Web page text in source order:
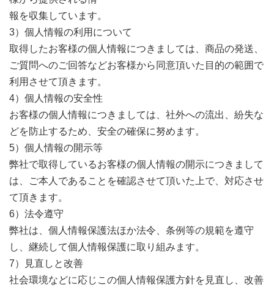
報を収集しています。
3）個人情報の利用について
取得したお客様の個人情報につきましては、商品の発送、
ご質問へのご回答などお客様から同意頂いた目的の範囲で
利用させて頂きます。
4）個人情報の安全性
お客様の個人情報につきましては、社外への流出、紛失な
どを防止するため、安全の確保に努めます。
5）個人情報の開示等
弊社で取得しているお客様の個人情報の開示につきまして
は、ご本人であることを確認させて頂いた上で、対応させ
て頂きます。
6）法令遵守
弊社は、個人情報保護法ほか法令、条例等の規範を遵守
し、継続して個人情報保護に取り組みます。
7）見直しと改善
社会環境などに応じこの個人情報保護方針を見直し、改善